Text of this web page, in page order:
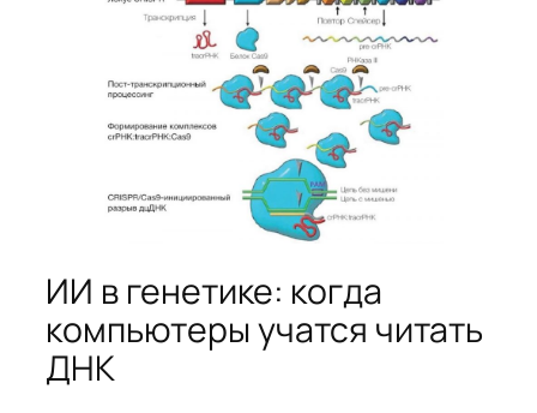
ИИ в генетике: когда
компьютеры учатся читать
ДНК